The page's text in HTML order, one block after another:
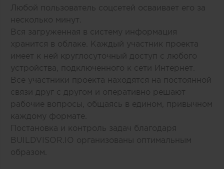
Любой пользователь соцсетей осваивает его за
несколько минут.
Вся загруженная в систему информация
хранится в облаке. Каждый участник проекта
имеет к ней круглосуточный доступ с любого
устройства, подключенного к сети Интернет.
Все участники проекта находятся на постоянной
связи друг с другом и оперативно решают
рабочие вопросы, общаясь в едином, привычном
каждому формате.
Постановка и контроль задач благодаря
BUILDVISOR.IO организованы оптимальным
образом.